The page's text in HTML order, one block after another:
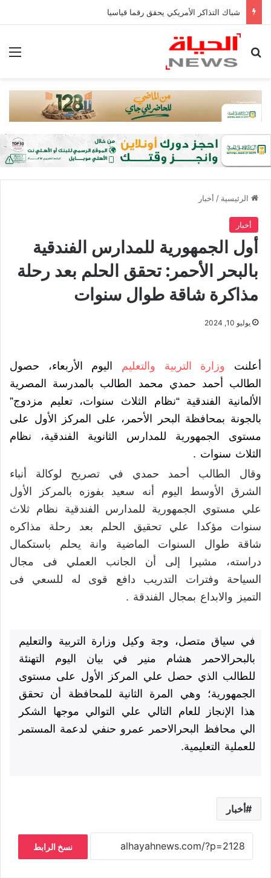
شباك التذاكر الأمريكي يحقق رقما قياسيا
بحث عن
الرئيسية / أخبار
أخبار
أول الجمهورية للمدارس الفندقية
بالبحر الأحمر: تحقق الحلم بعد رحلة
مذاكرة شاقة طوال سنوات
يوليو 10, 2024
أعلنت وزارة التربية والتعليم اليوم الأربعاء، حصول
الطالب أحمد حمدي محمد الطالب بالمدرسة المصرية
الألمانية الفندقية “نظام الثلاث سنوات، تعليم مزدوج”
بالجونة بمحافظة البحر الأحمر، على المركز الأول على
مستوى الجمهورية للمدارس الثانوية الفندقية، نظام
الثلاث سنوات .
وقال الطالب أحمد حمدي في تصريح لوكالة أنباء
الشرق الأوسط اليوم أنه سعيد بفوزه بالمركز الأول
علي مستوي الجمهورية للمدارس الفندقية نظام ثلاث
سنوات مؤكدا علي تحقيق الحلم بعد رحلة مذاكره
شاقة طوال السنوات الماضية وانة يحلم باستكمال
دراسته، مشيرا إلى أن الجانب العملي فى مجال
السياحة وفترات التدريب دافع قوى له للسعي فى
التميز والابداع بمجال الفندقة .
في سياق متصل، وجة وكيل وزارة التربية والتعليم
بالبحرالاحمر هشام منير في بيان اليوم التهنئة
للطالب الذي حصل علي المركز الأول على مستوى
الجمهورية؛ وهي المرة الثانية للمحافظة أن تحقق
هذا الإنجاز للعام التالي علي التوالي موجها الشكر
الي محافظ البحرالاحمر عمرو حنفي لدعمة المستمر
للعملية التعليمية.
أخبار
نسخ الرابط